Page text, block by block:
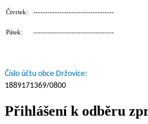
Čtvrtek: ----------------------------------
Pátek: ----------------------------------
Číslo účtu obce Držovice:
1889171369/0800
Přihlášení k odběru